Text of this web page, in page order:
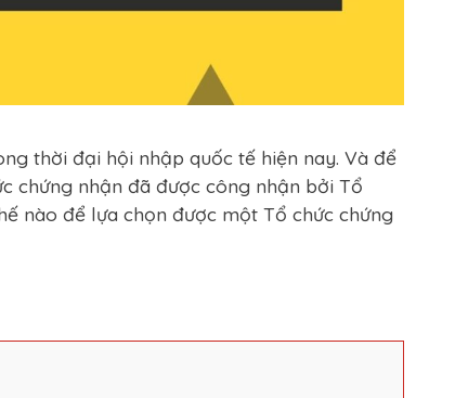
thời đại hội nhập quốc tế hiện nay. Và để
chứng nhận đã được công nhận bởi Tổ
nào để lựa chọn được một Tổ chức chứng